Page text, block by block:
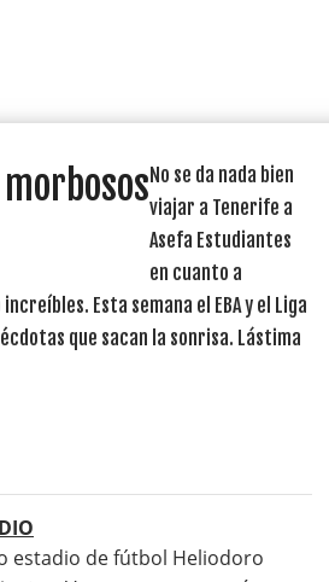
No se da nada bien
viajar a Tenerife a
Asefa Estudiantes
en cuanto a
Esta semana el EBA y el Liga
que sacan la sonrisa. Lástima
estadio de fútbol Heliodoro